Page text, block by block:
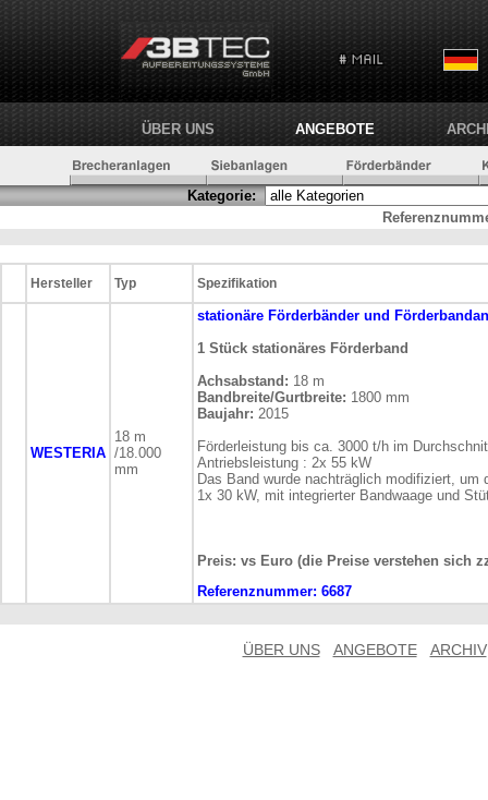
ÜBER UNS ANGEBOTE
Kategorie:
Hersteller Typ Spezifikation
WESTERIA
18 m
/18.000
mm
stationäre Förderbänder und
1 Stück stationäres Förderband
Achsabstand: 18 m
Bandbreite/Gurtbreite: 1800 mm
Baujahr: 2015
Förderleistung bis ca. 3000 t/h im
Antriebsleistung : 2x 55 kW
Das Band wurde nachträglich modifiziert,
1x 30 kW, mit integrierter Bandwaage und
Preis: vs Euro (die Preise verstehen sich
Referenznummer: 6687
ÜBER UNS ANGEBOTE ARCHIV